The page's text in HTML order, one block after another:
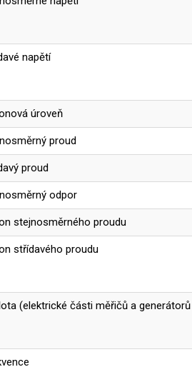
napětí
úroveň
proud
proud
odpor
stejnosměrného proudu
střídavého proudu
(elektrické části měřičů a